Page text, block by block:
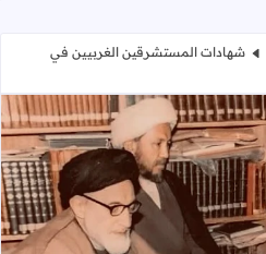
شهادات المستشرقين الغربيين في
شهادات المستشرقين الغربيين في